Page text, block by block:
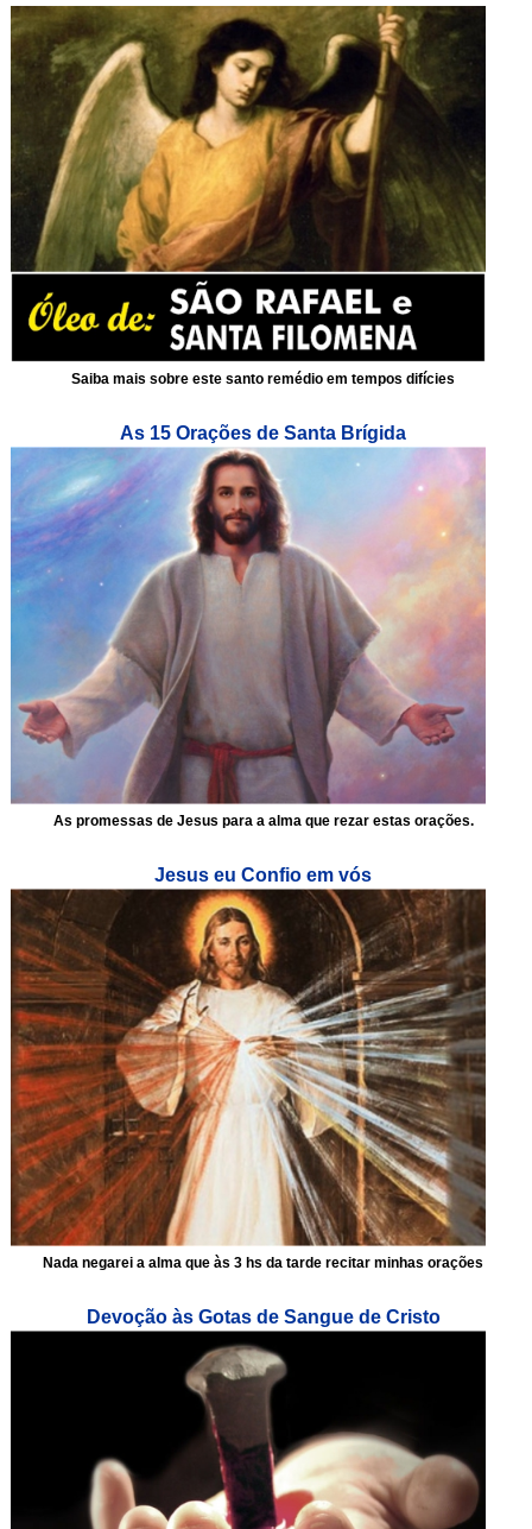
Saiba mais sobre este santo remédio em tempos difícies
As 15 Orações de Santa Brígida
As promessas de Jesus para a alma que rezar estas orações.
Jesus eu Confio em vós
Nada negarei a alma que às 3 hs da tarde recitar minhas orações
Devoção às Gotas de Sangue de Cristo